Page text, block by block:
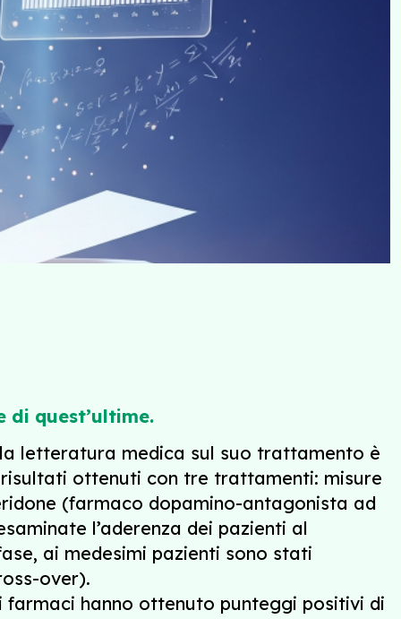
di quest’ultime.
letteratura medica sul suo trattamento è
ottenuti con tre trattamenti: misure
(farmaco dopamino-antagonista ad
l’aderenza dei pazienti al
ai medesimi pazienti sono stati
over).
hanno ottenuto punteggi positivi di